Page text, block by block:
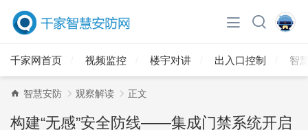
千家网首页 视频监控 楼宇对讲 出入口控制 智
智慧安防 观察解读 正文
构建“无感”安全防线——集成门禁系统开启